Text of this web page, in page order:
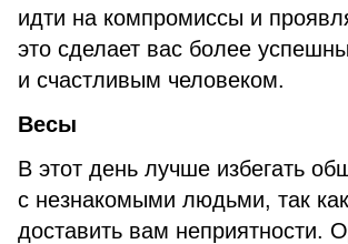
идти на компромиссы и
это сделает вас более
и счастливым человеком.
Весы
В этот день лучше избегать
с незнакомыми людьми, так
доставить вам неприятности.